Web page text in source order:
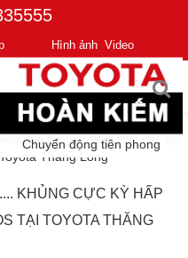
Hình ảnh Video
Chuyển động tiên phong
quà tặng .... KHỦNG cực kỳ
Thăng Long
KHỦNG CỰC KỲ HẤP
TẠI TOYOTA THĂNG